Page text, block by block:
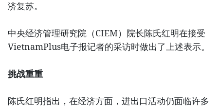
济复苏。
中央经济管理研究院（CIEM）院长陈氏红明在接受
VietnamPlus电子报记者的采访时做出了上述表示。
挑战重重
陈氏红明指出，在经济方面，进出口活动仍面临许多